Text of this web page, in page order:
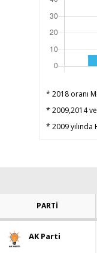
* 2018 oranı
* 2009,2014
* 2009 yılında
PARTİ
AK Parti